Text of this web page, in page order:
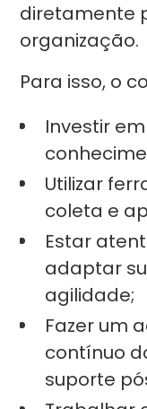
diretamente
organização.
Para isso, o
Investir
Utilizar
coleta e
Estar
adaptar
agilidade;
Fazer um
contínuo
suporte